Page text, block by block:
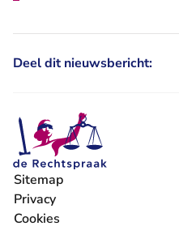
Deel dit nieuwsbericht:
Sitemap
Privacy
Cookies